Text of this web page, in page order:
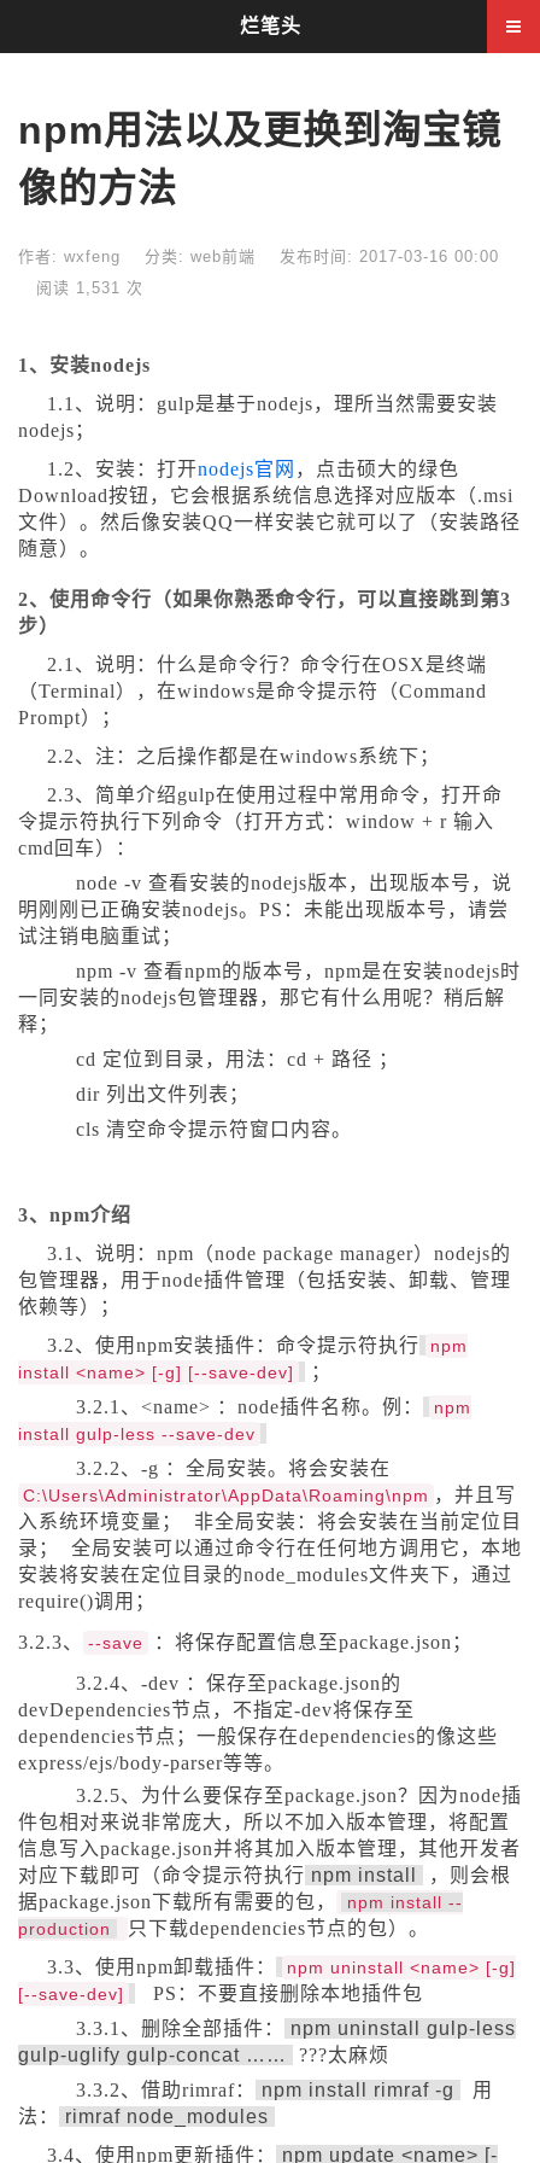
npm用法以及更换到淘宝镜
像的方法
作者: wxfeng 分类: web前端
发布时间: 2017-03-16 00:00
阅读 1,531 次
1、安装nodejs
1.1、说明：gulp是基于nodejs，理所当然需要安装
nodejs；
1.2、安装：打开nodejs官网 ，点击硕大的绿色
Download按钮，它会根据系统信息选择对应版本（.msi
文件）。然后像安装QQ一样安装它就可以了（安装路径
随意）。
2、使用命令行（如果你熟悉命令行，可以直接跳到第3
步）
2.1、说明：什么是命令行？命令行在OSX是终端
（Terminal），在windows是命令提示符（Command
Prompt）；
2.2、注：之后操作都是在windows系统下；
2.3、简单介绍gulp在使用过程中常用命令，打开命
令提示符执行下列命令（打开方式：window + r 输入
cmd回车）：
node -v 查看安装的nodejs版本，出现版本号，说
明刚刚已正确安装nodejs。PS：未能出现版本号，请尝
试注销电脑重试；
npm -v 查看npm的版本号，npm是在安装nodejs时
一同安装的nodejs包管理器，那它有什么用呢？稍后解
释；
cd 定位到目录，用法：cd + 路径 ；
dir 列出文件列表；
cls 清空命令提示符窗口内容。
3、npm介绍
3.1、说明：npm（node package manager）nodejs的
包管理器，用于node插件管理（包括安装、卸载、管理
依赖等）；
3.2、使用npm安装插件：命令提示符执行
npm
install <name> [-g] [--save-dev]
；
3.2.1、 <name> ：node插件名称。例：
npm
install gulp-less --save-dev
3.2.2、 -g ：全局安装。将会安装在
C:\Users\Administrator\AppData\Roaming\npm ，并且写
入系统环境变量； 非全局安装：将会安装在当前定位目
录； 全局安装可以通过命令行在任何地方调用它，本地
安装将安装在定位目录的node_modules文件夹下，通过
require()调用；
3.2.3、
--save ：将保存配置信息至package.json ；
3.2.4、 -dev ：保存至package.json的
devDependencies节点，不指定-dev将保存至
dependencies节点；一般保存在dependencies的像这些
express/ejs/body-parser等等。
3.2.5、为什么要保存至package.json？因为node插
件包相对来说非常庞大，所以不加入版本管理，将配置
信息写入package.json并将其加入版本管理，其他开发者
对应下载即可（命令提示符执行 npm install
，则会根
据package.json下载所有需要的包，
npm install --
production
只下载dependencies节点的包）。
3.3、使用npm卸载插件：
npm uninstall <name> [-g]
[--save-dev]
PS：不要直接删除本地插件包
3.3.1、删除全部插件：
npm uninstall gulp-less
gulp-uglify gulp-concat ……
???太麻烦
3.3.2、借助rimraf：
npm install rimraf -g
用
法：
rimraf node_modules
3.4、使用npm更新插件：
npm update <name> [-
烂笔头